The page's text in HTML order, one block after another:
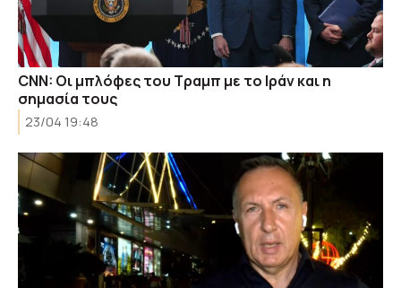
CNN: Οι μπλόφες του Τραμπ με το Ιράν και η
σημασία τους
23/04 19:48